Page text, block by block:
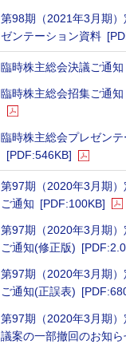
第98期（2021年3月期
ゼンテーション資料
臨時株主総会決議ご通知
臨時株主総会招集ご通知
臨時株主総会プレゼン
[PDF:546KB]
第97期（2020年3月期
ご通知 [PDF:100KB]
第97期（2020年3月期
ご通知(修正版)
第97期（2020年3月期
ご通知(正誤表)
第97期（2020年3月期
議案の一部撤回のお知ら